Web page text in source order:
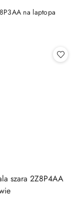
na laptopa